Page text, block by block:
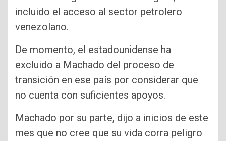
incluido el acceso al sector petrolero
venezolano.
De momento, el estadounidense ha
excluido a Machado del proceso de
transición en ese país por considerar que
no cuenta con suficientes apoyos.
Machado por su parte, dijo a inicios de este
mes que no cree que su vida corra peligro